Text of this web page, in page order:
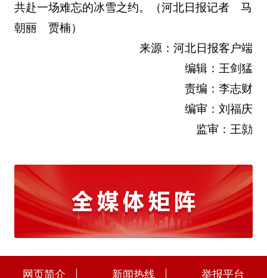
共赴一场难忘的冰雪之约。（河北日报记者 马
朝丽 贾楠）
来源：河北日报客户端
编辑：王剑猛
责编：李志财
编审：刘福庆
监审：王勍
网页简介 新闻热线 举报平台